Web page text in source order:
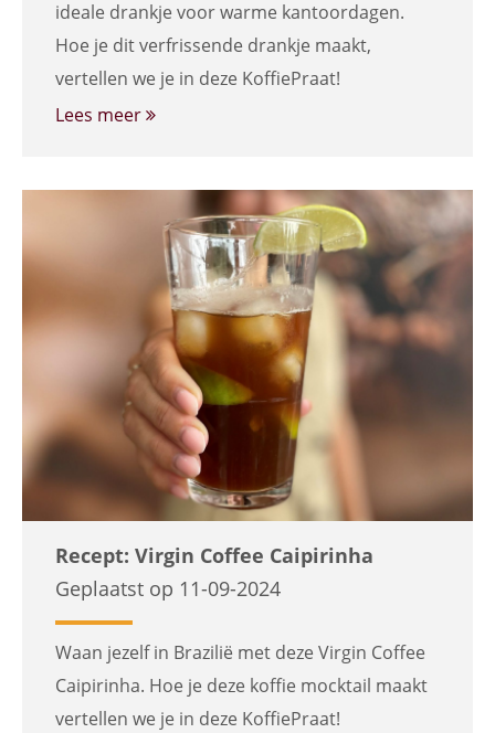
ideale drankje voor warme kantoordagen.
Hoe je dit verfrissende drankje maakt,
vertellen we je in deze KoffiePraat!
Lees meer
Recept: Virgin Coffee Caipirinha
Geplaatst op 11-09-2024
Waan jezelf in Brazilië met deze Virgin Coffee
Caipirinha. Hoe je deze koffie mocktail maakt
vertellen we je in deze KoffiePraat!